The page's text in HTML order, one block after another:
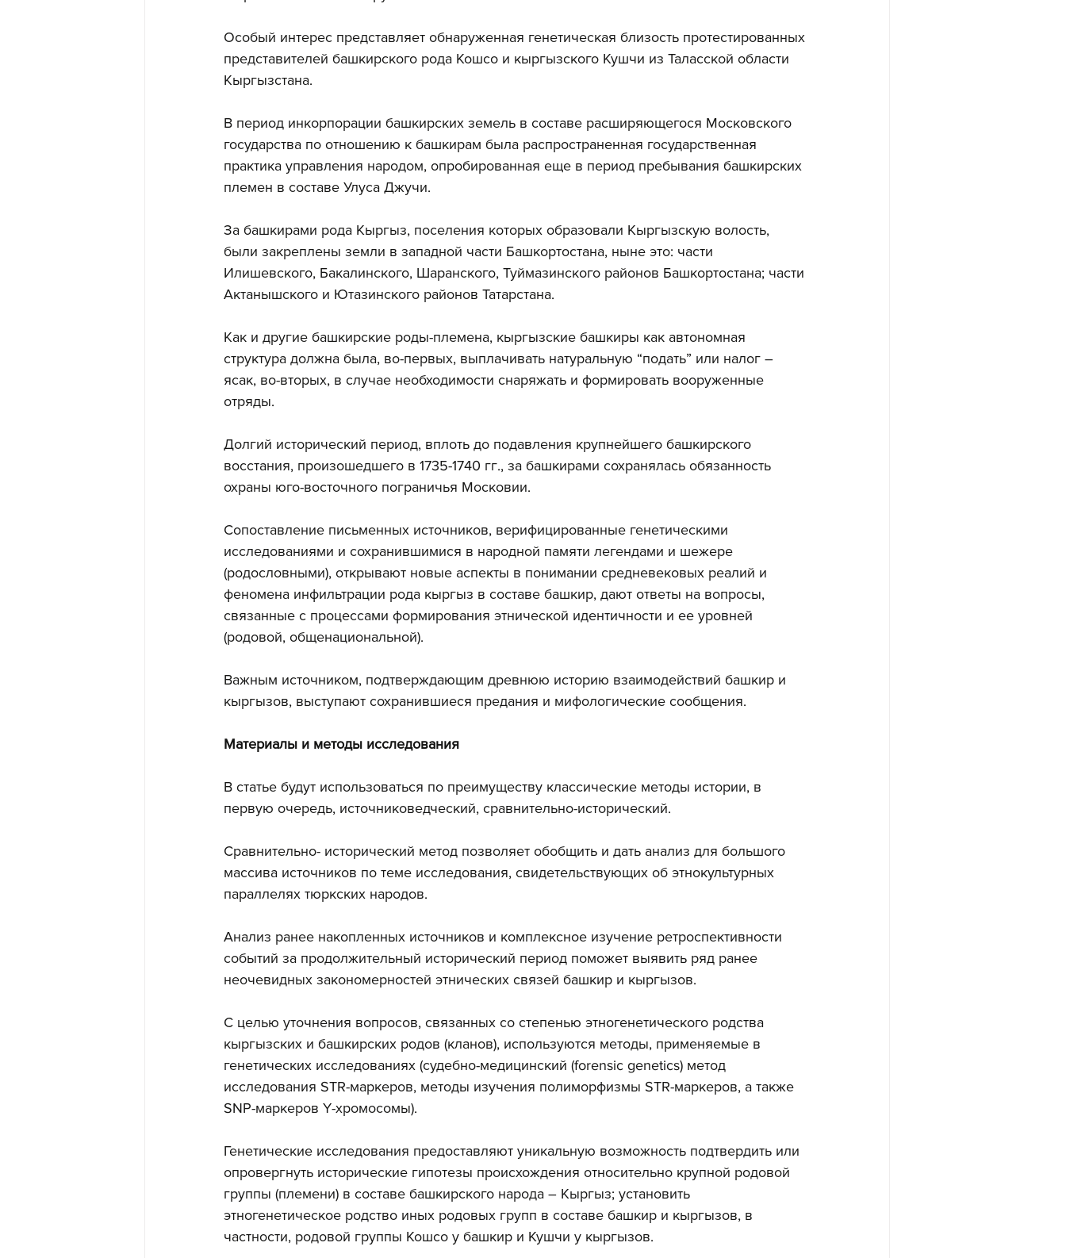
Особый интерес представляет обнаруженная генетическая близость протестированных
представителей башкирского рода Кошсо и кыргызского Кушчи из Таласской области
Кыргызстана.
В период инкорпорации башкирских земель в составе расширяющегося Московского
государства по отношению к башкирам была распространенная государственная
практика управления народом, опробированная еще в период пребывания башкирских
племен в составе Улуса Джучи.
За башкирами рода Кыргыз, поселения которых образовали Кыргызскую волость,
были закреплены земли в западной части Башкортостана, ныне это: части
Илишевского, Бакалинского, Шаранского, Туймазинского районов Башкортостана; части
Актанышского и Ютазинского районов Татарстана.
Как и другие башкирские роды-племена, кыргызские башкиры как автономная
структура должна была, во-первых, выплачивать натуральную “подать” или налог –
ясак, во-вторых, в случае необходимости снаряжать и формировать вооруженные
отряды.
Долгий исторический период, вплоть до подавления крупнейшего башкирского
восстания, произошедшего в 1735-1740 гг., за башкирами сохранялась обязанность
охраны юго-восточного пограничья Московии.
Сопоставление письменных источников, верифицированные генетическими
исследованиями и сохранившимися в народной памяти легендами и шежере
(родословными), открывают новые аспекты в понимании средневековых реалий и
феномена инфильтрации рода кыргыз в составе башкир, дают ответы на вопросы,
связанные с процессами формирования этнической идентичности и ее уровней
(родовой, общенациональной).
Важным источником, подтверждающим древнюю историю взаимодействий башкир и
кыргызов, выступают сохранившиеся предания и мифологические сообщения.
Материалы и методы исследования
В статье будут использоваться по преимуществу классические методы истории, в
первую очередь, источниковедческий, сравнительно-исторический.
Сравнительно- исторический метод позволяет обобщить и дать анализ для большого
массива источников по теме исследования, свидетельствующих об этнокультурных
параллелях тюркских народов.
Анализ ранее накопленных источников и комплексное изучение ретроспективности
событий за продолжительный исторический период поможет выявить ряд ранее
неочевидных закономерностей этнических связей башкир и кыргызов.
С целью уточнения вопросов, связанных со степенью этногенетического родства
кыргызских и башкирских родов (кланов), используются методы, применяемые в
генетических исследованиях (судебно-медицинский (forensic genetics) метод
исследования STR-маркеров, методы изучения полиморфизмы STR-маркеров, а также
SNP-маркеров Y-хромосомы).
Генетические исследования предоставляют уникальную возможность подтвердить или
опровергнуть исторические гипотезы происхождения относительно крупной родовой
группы (племени) в составе башкирского народа – Кыргыз; установить
этногенетическое родство иных родовых групп в составе башкир и кыргызов, в
частности, родовой группы Кошсо у башкир и Кушчи у кыргызов.